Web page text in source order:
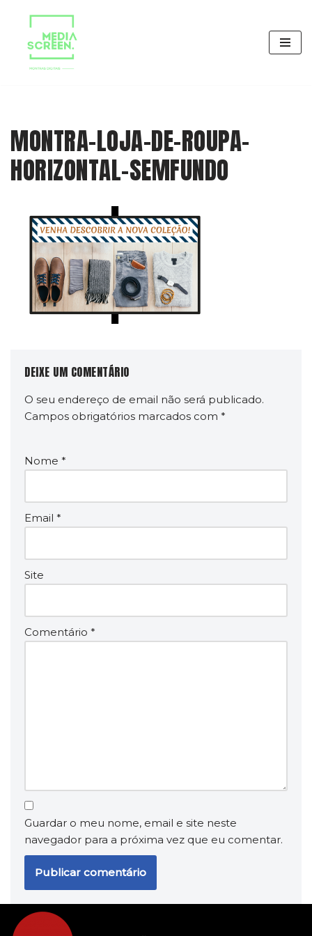
Avançar
para
MONTRA-LOJA-DE-ROUPA-
HORIZONTAL-SEMFUNDO
DEIXE UM COMENTÁRIO
O seu endereço de email não será publicado.
Campos obrigatórios marcados com *
Nome *
Email *
Site
Comentário *
Guardar o meu nome, email e site neste
navegador para a próxima vez que eu comentar.